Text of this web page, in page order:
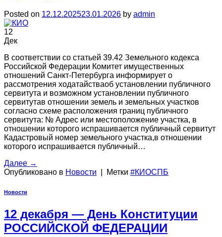
Posted on 12.12.202523.01.2026 by admin
12
Дек
В соответствии со статьей 39.42 Земельного кодекса
Российской Федерации Комитет имущественных
отношений Санкт-Петербурга информирует о
рассмотрения ходатайстваоб установлении публичного
сервитута и возможном установлении публичного
сервитутав отношении земель и земельных участков
согласно схеме расположения границ публичного
сервитута: № Адрес или местоположение участка, в
отношении которого испрашивается публичный сервитут
Кадастровый номер земельного участка,в отношении
которого испрашивается публичный…
Далее →
Опубликовано в Новости Метки #КИОСПБ
Новости
12 декабря — День Конституции
РОССИЙСКОЙ ФЕДЕРАЦИИ